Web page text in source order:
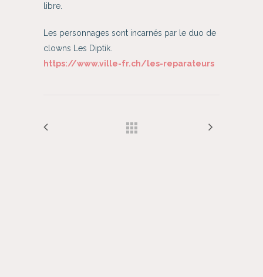
libre.
Les personnages sont incarnés par le duo de
clowns Les Diptik.
https://www.ville-fr.ch/les-reparateurs